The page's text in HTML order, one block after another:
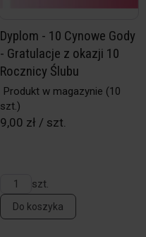
Dyplom - 10 Cynowe Gody
- Gratulacje z okazji 10
Rocznicy Ślubu
Produkt w magazynie (10
szt.)
9,00 zł / szt.
szt.
Do koszyka